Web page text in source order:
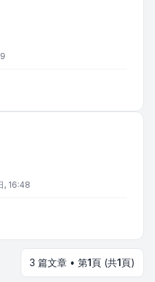
, 16:48
3 篇文章 • 第1頁 (共1頁)